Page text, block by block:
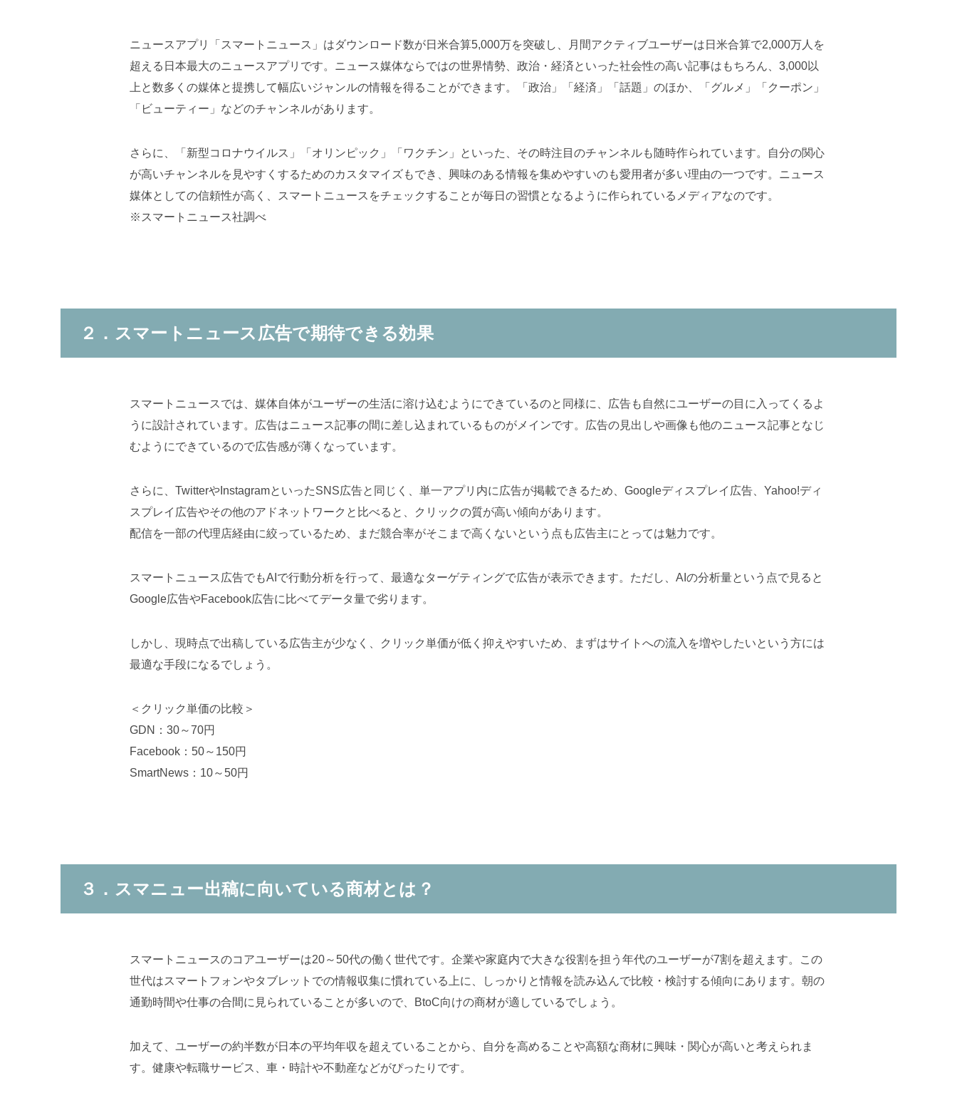
ニュースアプリ「スマートニュース」はダウンロード数が日米合算5,000万を突破し、月間アクティブユーザーは日米合算で2,000万人を
超える日本最大のニュースアプリです。ニュース媒体ならではの世界情勢、政治・経済といった社会性の高い記事はもちろん、3,000以
上と数多くの媒体と提携して幅広いジャンルの情報を得ることができます。「政治」「経済」「話題」のほか、「グルメ」「クーポン」
「ビューティー」などのチャンネルがあります。
さらに、「新型コロナウイルス」「オリンピック」「ワクチン」といった、その時注目のチャンネルも随時作られています。自分の関心
が高いチャンネルを見やすくするためのカスタマイズもでき、興味のある情報を集めやすいのも愛用者が多い理由の一つです。ニュース
媒体としての信頼性が高く、スマートニュースをチェックすることが毎日の習慣となるように作られているメディアなのです。
※スマートニュース社調べ
２．スマートニュース広告で期待できる効果
スマートニュースでは、媒体自体がユーザーの生活に溶け込むようにできているのと同様に、広告も自然にユーザーの目に入ってくるよ
うに設計されています。広告はニュース記事の間に差し込まれているものがメインです。広告の見出しや画像も他のニュース記事となじ
むようにできているので広告感が薄くなっています。
さらに、TwitterやInstagramといったSNS広告と同じく、単一アプリ内に広告が掲載できるため、Googleディスプレイ広告、Yahoo!ディ
スプレイ広告やその他のアドネットワークと比べると、クリックの質が高い傾向があります。
配信を一部の代理店経由に絞っているため、まだ競合率がそこまで高くないという点も広告主にとっては魅力です。
スマートニュース広告でもAIで行動分析を行って、最適なターゲティングで広告が表示できます。ただし、AIの分析量という点で見ると
Google広告やFacebook広告に比べてデータ量で劣ります。
しかし、現時点で出稿している広告主が少なく、クリック単価が低く抑えやすいため、まずはサイトへの流入を増やしたいという方には
最適な手段になるでしょう。
＜クリック単価の比較＞
GDN：30～70円
Facebook：50～150円
SmartNews：10～50円
３．スマニュー出稿に向いている商材とは？
スマートニュースのコアユーザーは20～50代の働く世代です。企業や家庭内で大きな役割を担う年代のユーザーが7割を超えます。この
世代はスマートフォンやタブレットでの情報収集に慣れている上に、しっかりと情報を読み込んで比較・検討する傾向にあります。朝の
通勤時間や仕事の合間に見られていることが多いので、BtoC向けの商材が適しているでしょう。
加えて、ユーザーの約半数が日本の平均年収を超えていることから、自分を高めることや高額な商材に興味・関心が高いと考えられま
す。健康や転職サービス、車・時計や不動産などがぴったりです。